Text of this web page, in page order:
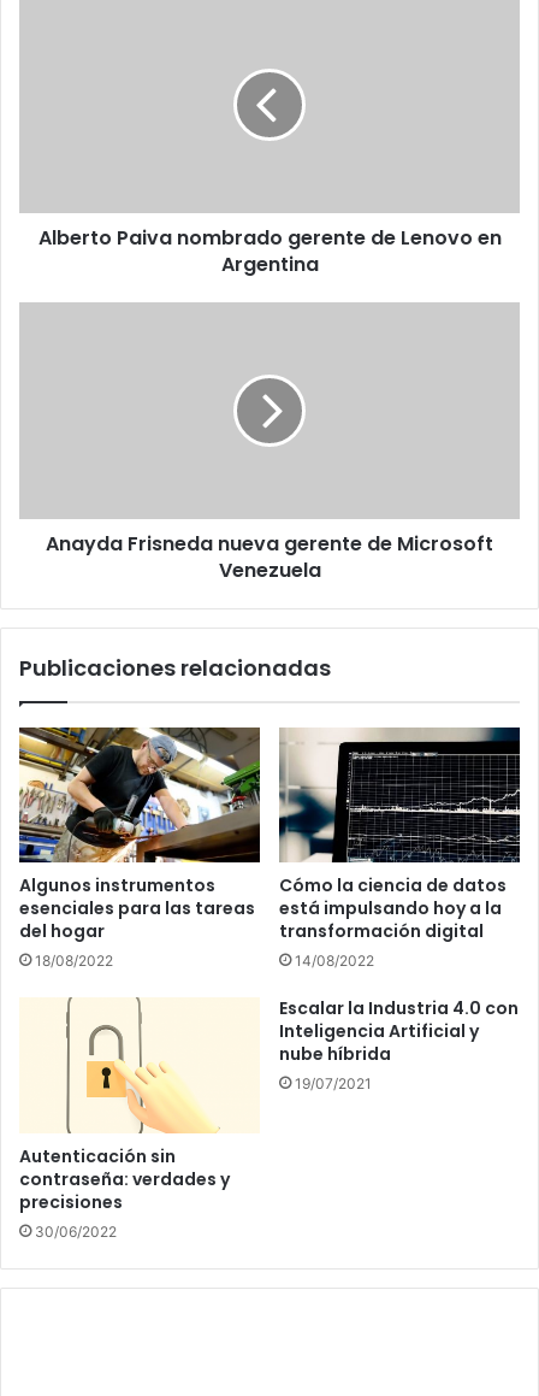
Alberto Paiva nombrado gerente de Lenovo en
Argentina
Anayda Frisneda nueva gerente de Microsoft
Venezuela
Publicaciones relacionadas
Algunos instrumentos
esenciales para las tareas
del hogar
18/08/2022
Cómo la ciencia de datos
está impulsando hoy a la
transformación digital
14/08/2022
Autenticación sin
contraseña: verdades y
precisiones
30/06/2022
Escalar la Industria 4.0 con
Inteligencia Artificial y
nube híbrida
19/07/2021